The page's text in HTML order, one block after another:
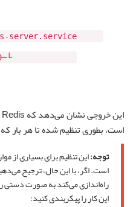
است، بطوری تنظیم شده تا هر بار
توجه:
راه‌اندازی می‌کند به صورت دستی
این کار را پیکربندی کنید: